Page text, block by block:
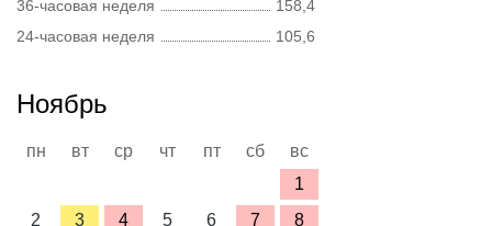
36-часовая неделя
158,4
24-часовая неделя
105,6
Ноябрь
пн вт ср чт пт сб
вс
1
2
3 4 5 6 7 8